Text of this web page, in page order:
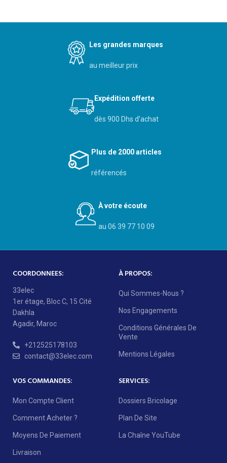
Les grandes marques
au meilleur prix
Expédition offerte
dès 900 Dhs d’achat
Plus de 2000 articles
référencés
À votre écoute
au 06 39 77 10 09
COORDONNEES:
33elec
1er étage, Bloc C, 15 Cité
Dakhla
Agadir, Maroc
+212525178103
contact@33elec.com
À PROPOS:
Qui Sommes-Nous ?
Nos Engagements
Conditions Générales De
Vente
Mentions Légales
VOS COMMANDES:
Mon Compte Client
Comment Acheter ?
Moyens De Paiement
Livraison
SERVICES:
Dossiers Bricolage
Plan De Site
La Chaîne YouTube